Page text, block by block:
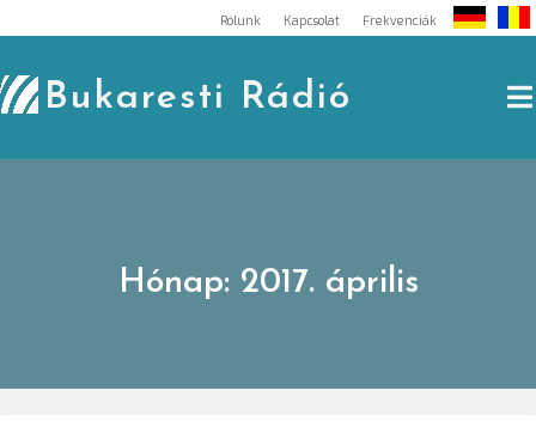
to
content
Rólunk Kapcsolat Frekvenciák
Bukaresti Rádió
Hónap: 2017. április